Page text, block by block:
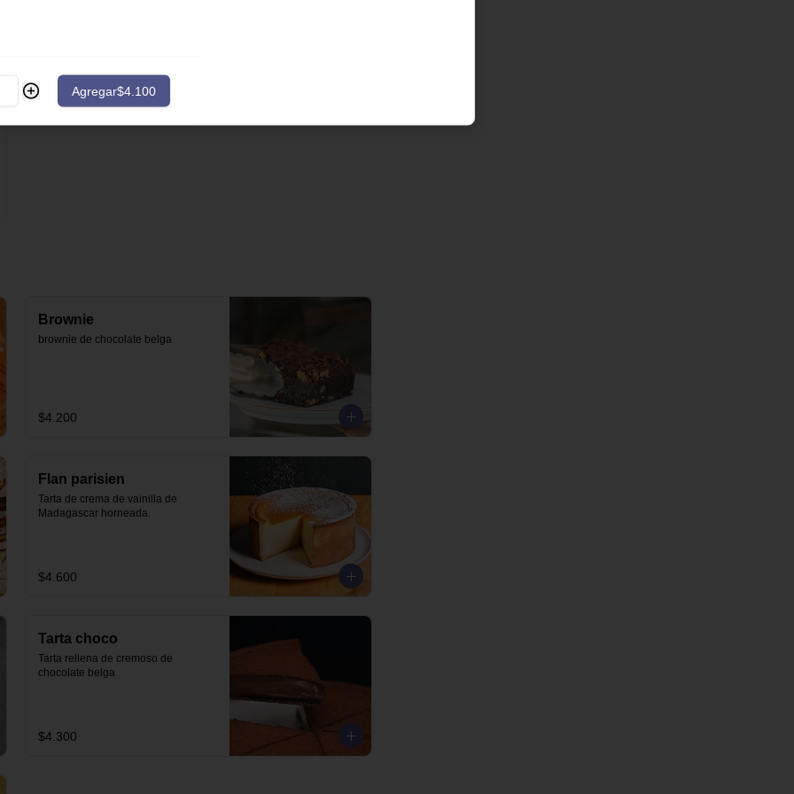
Brownie
brownie de chocolate belga
$4.200
Flan parisien
Tarta de crema de vainilla de
Madagascar horneada.
$4.600
Tarta choco
Tarta rellena de cremoso de
chocolate belga
$4.300
Agregar$4.100